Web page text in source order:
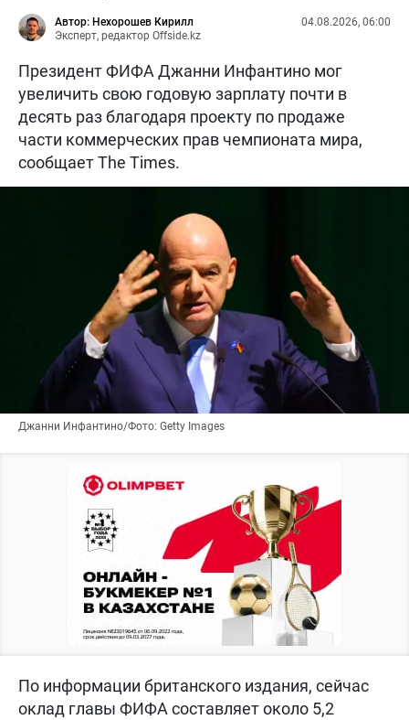
Автор: Нехорошев Кирилл
Эксперт, редактор Offside.kz
04.08.2026, 06:00
Президент ФИФА Джанни Инфантино мог
увеличить свою годовую зарплату почти в
десять раз благодаря проекту по продаже
части коммерческих прав чемпионата мира,
сообщает The Times.
Джанни Инфантино/Фото: Getty Images
По информации британского издания, сейчас
оклад главы ФИФА составляет около 5,2